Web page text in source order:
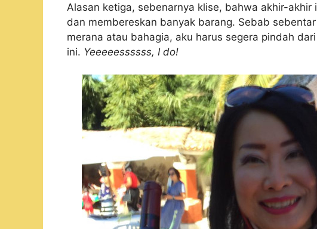
Alasan ketiga, sebenarnya klise, bahwa akhir-
dan membereskan banyak barang. Sebab
merana atau bahagia, aku harus segera pindah
ini. Yeeeeessssss, I do!